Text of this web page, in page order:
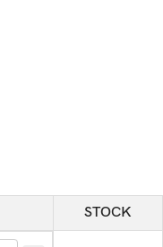
STOCK